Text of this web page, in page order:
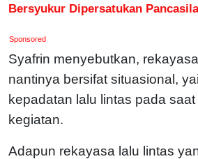
Bersyukur Dipersatukan Pancasila
Sponsored
Syafrin menyebutkan,
nantinya bersifat situasional,
kepadatan lalu lintas pada
kegiatan.
Adapun rekayasa lalu lintas